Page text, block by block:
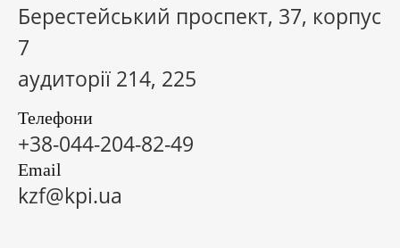
Берестейський проспект, 37, корпус
7
аудиторії 214, 225
Телефони
+38-044-204-82-49
Email
kzf@kpi.ua